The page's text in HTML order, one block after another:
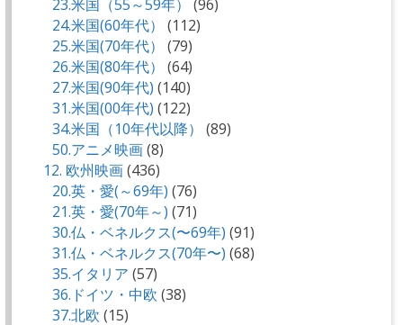
23.米国（55～59年）
(96)
24.米国(60年代）
(112)
25.米国(70年代）
(79)
26.米国(80年代）
(64)
27.米国(90年代) (140)
31.米国(00年代) (122)
34.米国（10年代以降）
(89)
50.アニメ映画(8)
12. 欧州映画(436)
20.英・愛(～69年) (76)
21.英・愛(70年～) (71)
30.仏・ベネルクス(〜69年) (91)
31.仏・ベネルクス(70年〜) (68)
35.イタリア (57)
36.ドイツ・中欧 (38)
37.北欧 (15)